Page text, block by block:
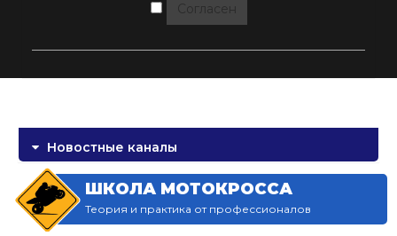
Согласен
Новостные каналы
ШКОЛА МОТОКРОССА
Теория и практика от профессионалов